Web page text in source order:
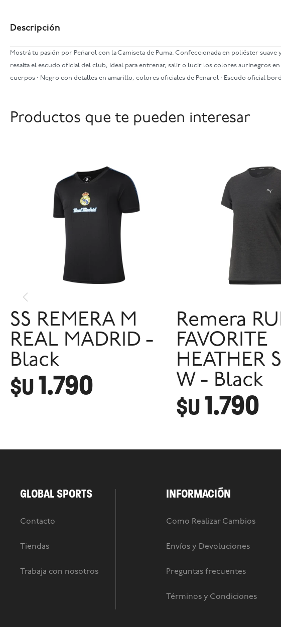
Descripción
Mostrá tu pasión por Peñarol con la Camiseta de Puma. Confeccionada en poliéster
resalta el escudo oficial del club, ideal para entrenar, salir o lucir los colores aurinegros
cuerpos · Negro con detalles en amarillo, colores oficiales de Peñarol · Escudo oficial
Productos que te pueden interesar
SS REMERA M
REAL MADRID -
Black
$U1.790
Remera
FAVORITE
HEATHER
W - Black
$U1.790
GLOBAL SPORTS
Contacto
Tiendas
Trabaja con nosotros
INFORMACIÓN
Como Realizar Cambios
Envíos y Devoluciones
Preguntas frecuentes
Términos y Condiciones